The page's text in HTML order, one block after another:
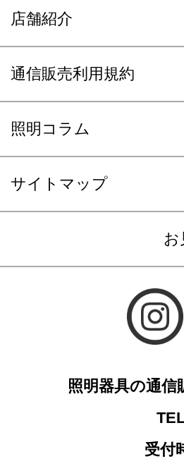
店舗紹介
通信販売利用規約
照明コラム
サイトマップ
お
照明器具の通
受付